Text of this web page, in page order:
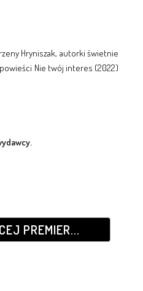
Hryniszak, autorki świetnie
Nie twój interes (2022)
PREMIER...